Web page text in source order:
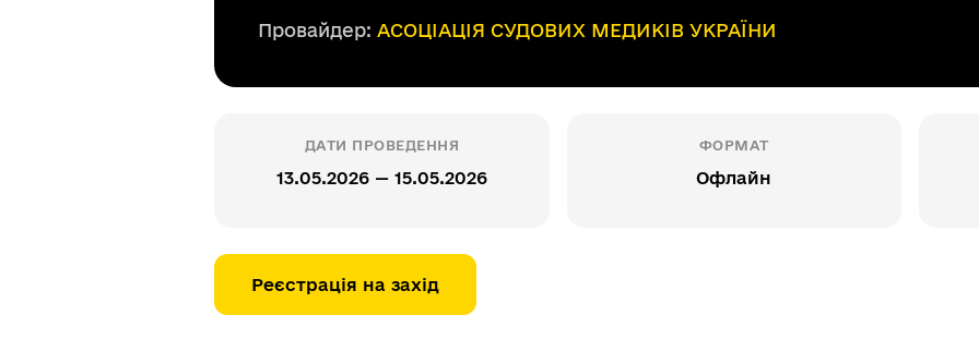
Провайдер: АСОЦІАЦІЯ СУДОВИХ МЕДИКІВ УКРАЇНИ
ДАТИ ПРОВЕДЕННЯ
13.05.2026 — 15.05.2026
ФОРМАТ
Офлайн
Реєстрація на захід